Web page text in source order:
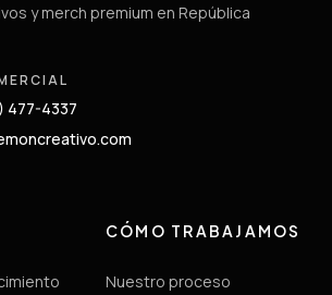
y merch premium en República
477-4337
CÓMO TRABAJAMOS
Nuestro proceso